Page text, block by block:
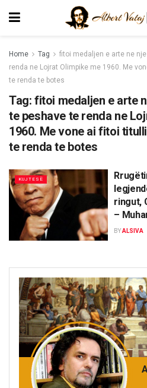
Home Tag
fitoi medaljen e arte ne
renda ne Lojrat Olimpike me 1960. Me
te renda te botes
Tag: fitoi medaljen e arte
te peshave te renda ne
1960. Me vone ai fitoi
te renda te botes
KUJTESË
ringut,
–
BYALSIVA